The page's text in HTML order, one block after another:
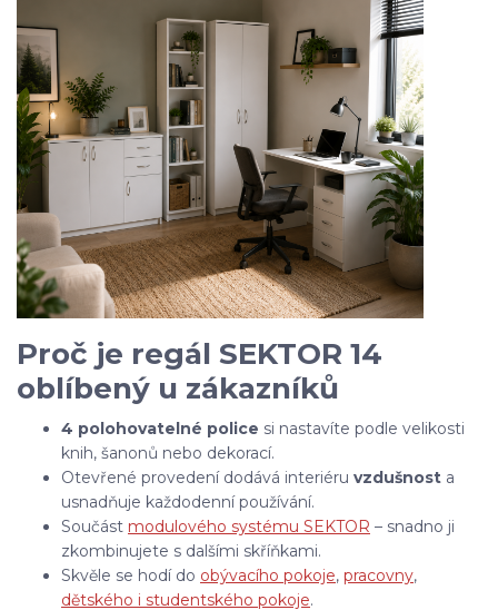
Proč je regál SEKTOR 14
oblíbený u zákazníků
4 polohovatelné police si nastavíte podle velikosti
knih, šanonů nebo dekorací.
Otevřené provedení dodává interiéru vzdušnost a
usnadňuje každodenní používání.
Součást modulového systému SEKTOR – snadno ji
zkombinujete s dalšími skříňkami.
Skvěle se hodí do obývacího pokoje, pracovny,
dětského i studentského pokoje.